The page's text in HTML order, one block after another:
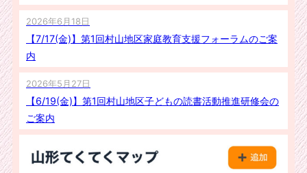
2026年6月18日
【7/17(金)】第1回村山地区家庭教育支援フォーラムのご案
内
2026年5月27日
【6/19(金)】第1回村山地区子どもの読書活動推進研修会の
ご案内